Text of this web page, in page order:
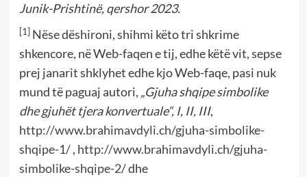
Junik-Prishtinë, qershor 2023.
[1]Nëse dëshironi, shihmi këto tri shkrime
shkencore, në Web-faqen e tij, edhe këtë vit, sepse
prej janarit shklyhet edhe kjo Web-faqe, pasi nuk
mund të paguaj autori, „Gjuha shqipe simbolike
dhe gjuhët tjera konvertuale“, I, II, III,
http://www.brahimavdyli.ch/gjuha-simbolike-
shqipe-1/, http://www.brahimavdyli.ch/gjuha-
simbolike-shqipe-2/dhe